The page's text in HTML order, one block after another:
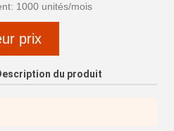
1000 unités/mois
prix
du produit